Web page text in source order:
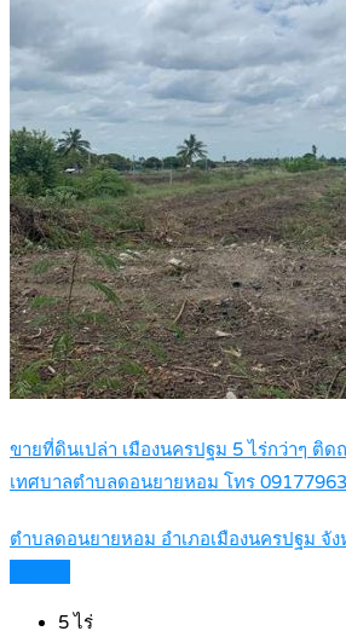
ขายที่ดินเปล่า เมืองนครปฐม 5 ไร่กว่าๆ ติ
เทศบาลตำบลดอนยายหอม โทร
ตำบลดอนยายหอม อำเภอเมืองนครปฐม จั
5 ไร่